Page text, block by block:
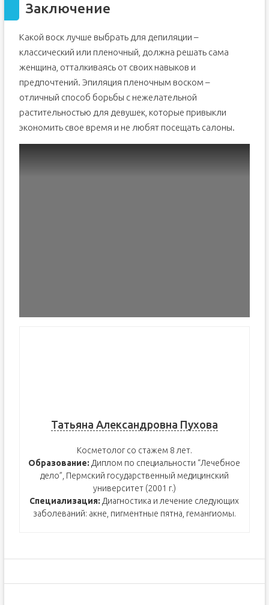
Заключение
Какой воск лучше выбрать для депиляции –
классический или пленочный, должна решать сама
женщина, отталкиваясь от своих навыков и
предпочтений. Эпиляция пленочным воском –
отличный способ борьбы с нежелательной
растительностью для девушек, которые привыкли
экономить свое время и не любят посещать салоны.
Татьяна Александровна Пухова
Косметолог со стажем 8 лет.
Образование: Диплом по специальности “Лечебное
дело”, Пермский государственный медицинский
университет (2001 г.)
Специализация: Диагностика и лечение следующих
заболеваний: акне, пигментные пятна, гемангиомы.